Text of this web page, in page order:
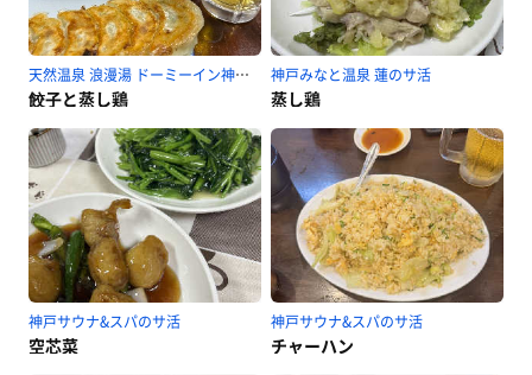
天然温泉 浪漫湯 ドーミーイン神戸元町のサ活
餃子と蒸し鶏
神戸みなと温泉 蓮のサ活
蒸し鶏
神戸サウナ&スパのサ活
空芯菜
神戸サウナ&スパのサ活
チャーハン